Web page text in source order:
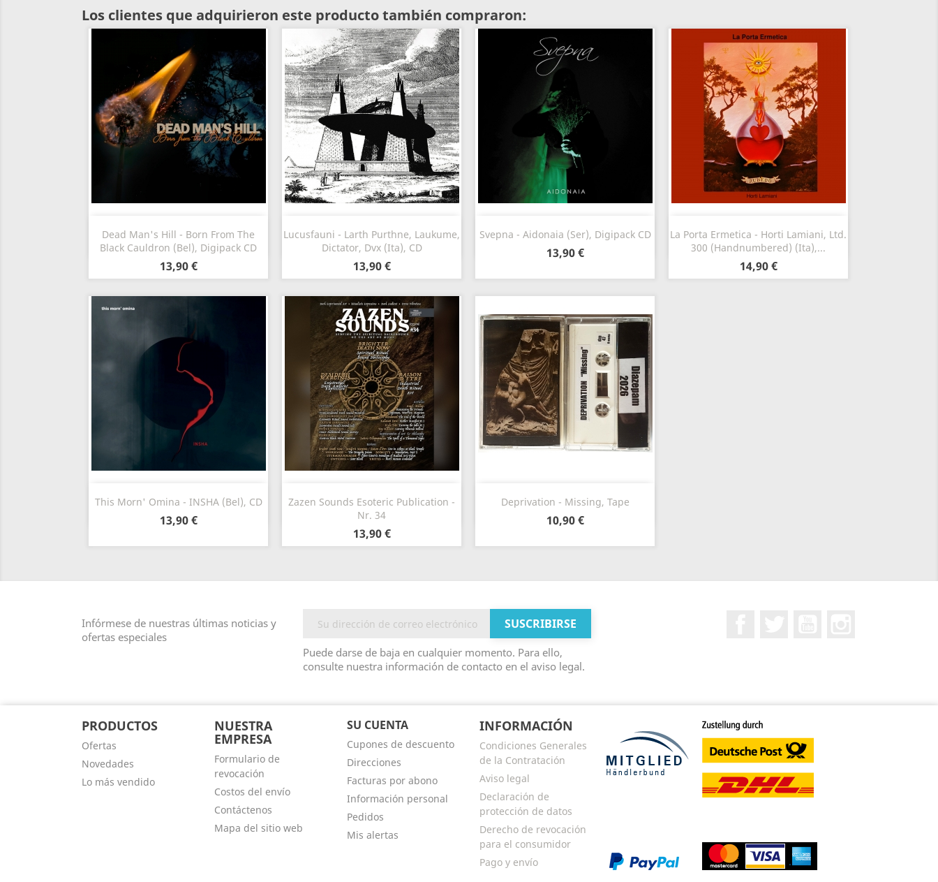
Los clientes que adquirieron este producto también compraron:
Dead Man's Hill - Born From The
Black Cauldron (Bel), Digipack CD
13,90 €
 Vista rápida
Lucusfauni - Larth Purthne, Laukume,
Dictator, Dvx (Ita), CD
13,90 €
 Vista rápida Svepna - Aidonaia (Ser), Digipack CD
13,90 €
 Vista rápida
La Porta Ermetica - Horti Lamiani, Ltd.
300 (Handnumbered) (Ita),...
14,90 €
Vista rápida
This Morn' Omina - INSHA (Bel), CD
13,90 €
Vista rápida
Zazen Sounds Esoteric Publication -
Nr. 34
13,90 €
Vista rápida Deprivation - Missing, Tape
10,90 €
Vista rápida
Infórmese de nuestras últimas noticias y
ofertas especiales
Puede darse de baja en cualquier momento. Para ello,
consulte nuestra información de contacto en el aviso legal.
PRODUCTOS
Ofertas
Novedades
Lo más vendido
NUESTRA
EMPRESA
Formulario de
revocación
Costos del envío
Contáctenos
Mapa del sitio web
SU CUENTA
Cupones de descuento
Direcciones
Facturas por abono
Información personal
Pedidos
Mis alertas
INFORMACIÓN
Condiciones Generales
de la Contratación
Aviso legal
Declaración de
protección de datos
Derecho de revocación
para el consumidor
Pago y envío